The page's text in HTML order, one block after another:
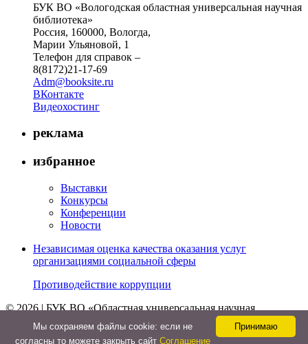
БУК ВО «Вологодская областная универсальная научная
библиотека»
Россия, 160000, Вологда,
Марии Ульяновой, 1
Телефон для справок –
8(8172)21-17-69
Adm@booksite.ru
ВКонтакте
Видеохостинг
реклама
избранное
Выставки
Конкурсы
Конференции
Новости
Независимая оценка качества оказания услуг
организациями социальной сферы
Противодействие коррупции
© 2026 | БУК ВО «Областная универсальная научная
библиотека»
Принимаю
Мы cохраняем файлы cookie: если не
согласны то можете закрыть сайт Соглашение